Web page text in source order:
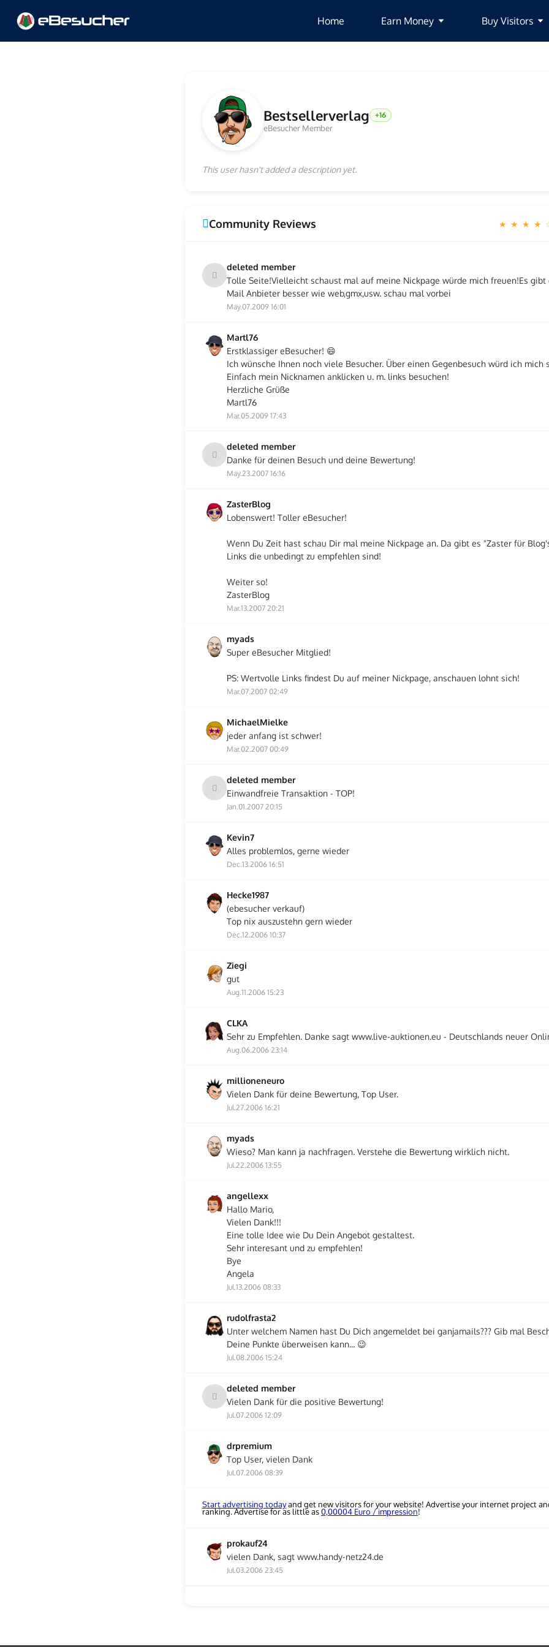
Home Earn Money Buy Visitors
Bestsellerverlag +16
eBesucher Member
This user hasn't added a description yet.
Community Reviews ★ ★ ★ ★
deleted member
Tolle Seite!Vielleicht schaust mal auf meine Nickpage würde mich freuen!Es gibt
Mail Anbieter besser wie web,gmx,usw. schau mal vorbei
May.07.2009 16:01
Martl76
Erstklassiger eBesucher! 😄
Ich wünsche Ihnen noch viele Besucher. Über einen Gegenbesuch würd ich mich
Einfach mein Nicknamen anklicken u. m. links besuchen!
Herzliche Grüße
Martl76
Mar.05.2009 17:43
deleted member
Danke für deinen Besuch und deine Bewertung!
May.23.2007 16:16
ZasterBlog
Lobenswert! Toller eBesucher!
Wenn Du Zeit hast schau Dir mal meine Nickpage an. Da gibt es "Zaster für
Links die unbedingt zu empfehlen sind!
Weiter so!
ZasterBlog
Mar.13.2007 20:21
myads
Super eBesucher Mitglied!
PS: Wertvolle Links findest Du auf meiner Nickpage, anschauen lohnt sich!
Mar.07.2007 02:49
MichaelMielke
jeder anfang ist schwer!
Mar.02.2007 00:49
deleted member
Einwandfreie Transaktion - TOP!
Jan.01.2007 20:15
Kevin7
Alles problemlos, gerne wieder
Dec.13.2006 16:51
Hecke1987
(ebesucher verkauf)
Top nix auszustehn gern wieder
Dec.12.2006 10:37
Ziegi
gut
Aug.11.2006 15:23
CLKA
Sehr zu Empfehlen. Danke sagt www.live-auktionen.eu - Deutschlands neuer
Aug.06.2006 23:14
millioneneuro
Vielen Dank für deine Bewertung, Top User.
Jul.27.2006 16:21
myads
Wieso? Man kann ja nachfragen. Verstehe die Bewertung wirklich nicht.
Jul.22.2006 13:55
angellexx
Hallo Mario,
Vielen Dank!!!
Eine tolle Idee wie Du Dein Angebot gestaltest.
Sehr interesant und zu empfehlen!
Bye
Angela
Jul.13.2006 08:33
rudolfrasta2
Unter welchem Namen hast Du Dich angemeldet bei ganjamails??? Gib mal
Deine Punkte überweisen kann... 😉
Jul.08.2006 15:24
deleted member
Vielen Dank für die positive Bewertung!
Jul.07.2006 12:09
drpremium
Top User, vielen Dank
Jul.07.2006 08:39
Start advertising todayand get new visitors for your website! Advertise your internet project
ranking. Advertise for as little as0,00004 Euro / impression!
prokauf24
vielen Dank, sagt www.handy-netz24.de
Jul.03.2006 23:45